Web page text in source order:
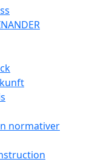
normativer